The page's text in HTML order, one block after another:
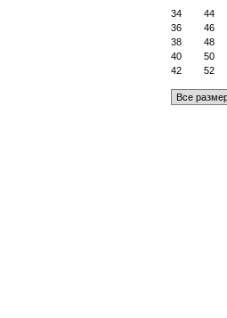
34 44
36
46
38
48
40
50
42
52